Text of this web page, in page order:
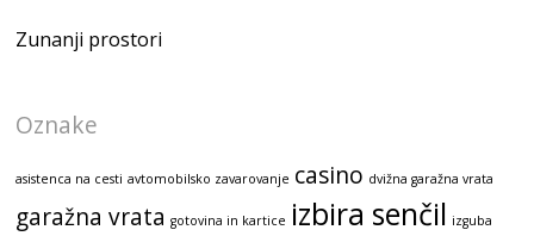
Zunanji prostori
Oznake
asistenca na cesti avtomobilsko zavarovanje casino dvižna garažna vrata
garažna vrata gotovina in kartice izbira senčil izguba